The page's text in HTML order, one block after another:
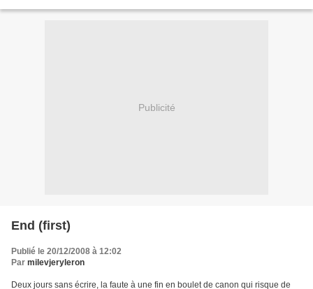
Publicité
End (first)
Publié le 20/12/2008 à 12:02
Par milevjeryleron
Deux jours sans écrire, la faute à une fin en boulet de canon qui risque de